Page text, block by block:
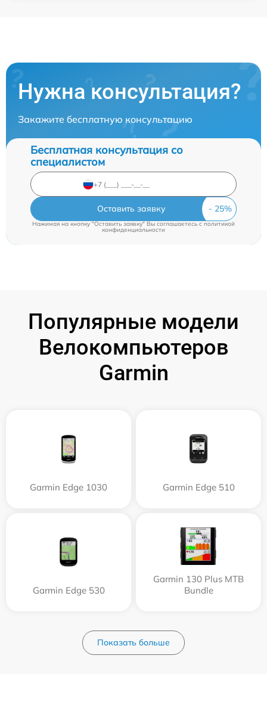
Нужна консультация?
Закажите бесплатную консультацию
Бесплатная консультация со
специалистом
Оставить заявку
Нажимая на кнопку "Оставить заявку" Вы соглашаетесь cполитикой
конфиденциальности
Популярные модели
Велокомпьютеров
Garmin
Garmin Edge 1030 Garmin Edge 510
Garmin Edge 530
Garmin 130 Plus MTB
Bundle
Показать больше